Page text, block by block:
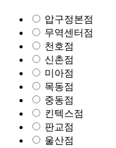
압구정본점
무역센터점
천호점
신촌점
미아점
목동점
중동점
킨텍스점
판교점
울산점